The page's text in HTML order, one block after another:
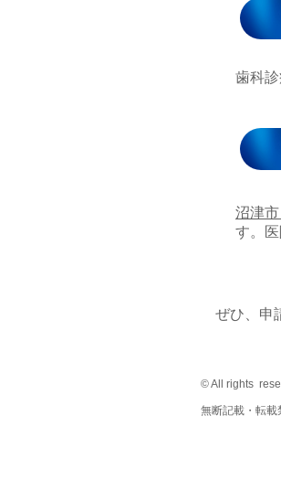
歯科
沼津
す。
ぜひ、申
© All rights
無断記載・転載